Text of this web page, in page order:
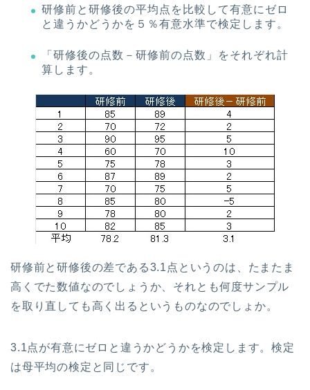
研修前と研修後の平均点を比較して有意にゼロ
と違うかどうかを５％有意水準で検定します。
「研修後の点数－研修前の点数」をそれぞれ計
算します。
研修前と研修後の差である3.1点というのは、たまたま
高くでた数値なのでしょうか、それとも何度サンプル
を取り直しても高く出るというものなのでしょか。
3.1点が有意にゼロと違うかどうかを検定します。検定
は母平均の検定と同じです。